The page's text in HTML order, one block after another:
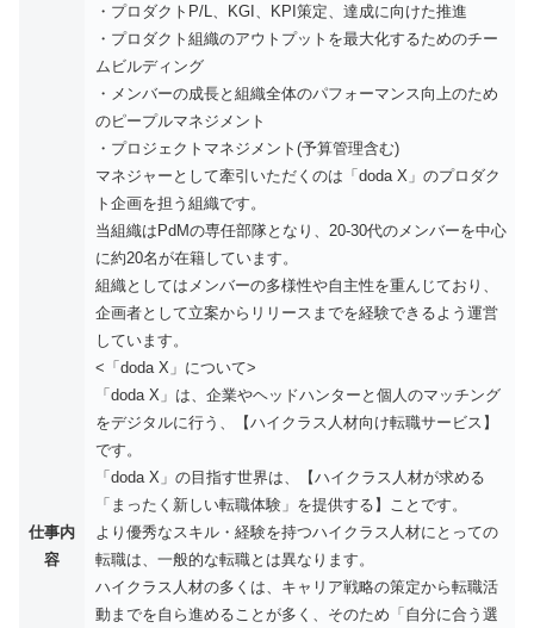
仕事内
容
・プロダクトP/L、KGI、KPI策定、達成に向けた推進
・プロダクト組織のアウトプットを最大化するためのチー
ムビルディング
・メンバーの成長と組織全体のパフォーマンス向上のため
のピープルマネジメント
・プロジェクトマネジメント(予算管理含む)
マネジャーとして牽引いただくのは「doda X」のプロダク
ト企画を担う組織です。
当組織はPdMの専任部隊となり、20-30代のメンバーを中心
に約20名が在籍しています。
組織としてはメンバーの多様性や自主性を重んじており、
企画者として立案からリリースまでを経験できるよう運営
しています。
<「doda X」について>
「doda X」は、企業やヘッドハンターと個人のマッチング
をデジタルに行う、【ハイクラス人材向け転職サービス】
です。
「doda X」の目指す世界は、【ハイクラス人材が求める
「まったく新しい転職体験」を提供する】ことです。
より優秀なスキル・経験を持つハイクラス人材にとっての
転職は、一般的な転職とは異なります。
ハイクラス人材の多くは、キャリア戦略の策定から転職活
動までを自ら進めることが多く、そのため「自分に合う選